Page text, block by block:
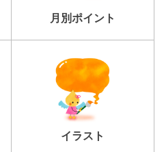
月別ポイント
イラスト